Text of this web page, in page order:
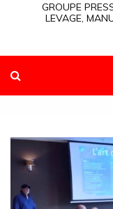
GROUPE
LEVAGE,